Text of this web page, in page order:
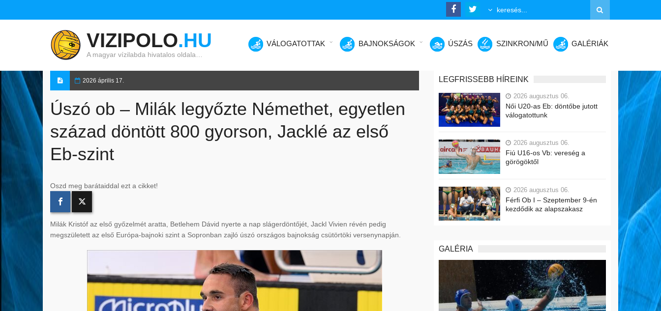
VIZIPOLO.HU
A magyar vízilabda hivatalos oldala…
VÁLOGATOTTAK BAJNOKSÁGOK ÚSZÁS SZINKRON/MŰ GALÉRIÁK
2026 április 17.
Úszó ob – Milák legyőzte Némethet, egyetlen
század döntött 800 gyorson, Jacklé az első
Eb-szint
Oszd meg barátaiddal ezt a cikket!
Milák Kristóf az első győzelmét aratta, Betlehem Dávid nyerte a nap slágerdöntőjét, Jackl Vivien révén pedig
megszületett az első Európa-bajnoki szint a Sopronban zajló úszó országos bajnokság csütörtöki versenynapján.
LEGFRISSEBB HÍREINK
2026 augusztus 06.
Női U20-as Eb: döntőbe jutott
válogatottunk
2026 augusztus 06.
Fiú U16-os Vb: vereség a
görögöktől
2026 augusztus 06.
Férfi Ob I – Szeptember 9-én
kezdődik az alapszakasz
GALÉRIA